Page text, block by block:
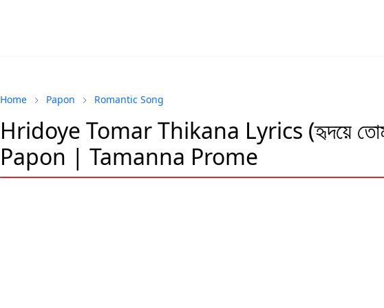
Home Papon Romantic Song
Hridoye Tomar Thikana Lyrics (হৃদয়ে
Papon | Tamanna Prome